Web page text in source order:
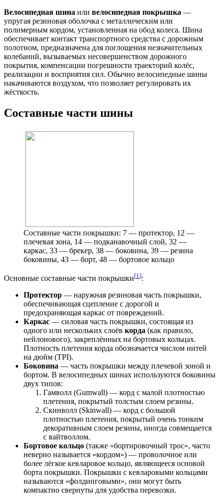
Велосипедная шина или велосипедная покрышка —
упругая резиновая оболочка с металлическим или
полимерным кордом, установленная на обод колеса. Шина
обеспечивает контакт транспортного средства с дорожным
полотном, предназначена для поглощения незначительных
колебаний, вызываемых несовершенством дорожного
покрытия, компенсации погрешности траекторий колёс,
реализации и восприятия сил. Обычно велосипедные шины
накачиваются воздухом, что позволяет регулировать их
жёсткость.
Составные части шины
Составные части покрышки: 7 — протектор, 12 —
плечевая зона, 14 — подканавочный слой, 32 —
каркас, 33 — брекер, 38 — боковина, 39 — резина
боковины, 43 — борт, 48 — бортовое кольцо
Основные составные части покрышки[1 ]:
Протектор — наружная резиновая часть покрышки,
обеспечивающая сцепление с дорогой и
предохраняющая каркас от повреждений.
Каркас — силовая часть покрышки, состоящая из
одного или нескольких слоёв корда (как правило,
нейлонового), закреплённых на бортовых кольцах.
Плотность плетения корда обозначается числом нитей
на дюйм (TPI).
Боковина — часть покрышки между плечевой зоной и
бортом. В велосипедных шинах используются боковины
двух типов:
Гамволл (Gumwall) — корд с малой плотностью
плетения, покрытый толстым слоем резины.
Скинволл (Skinwall) — корд с большой
плотностью плетения, покрытый очень тонким
декоративным слоем резины, иногда совмещается
с вайтволлом.
Бортовое кольцо (также «бортировочный трос», часто
неверно называется «кордом») — проволочное или
более лёгкое кевларовое кольцо, являющееся основой
борта покрышки. Покрышки с кевларовыми кольцами
называются «фолдинговыми», они могут быть
компактно свернуты для удобства перевозки.